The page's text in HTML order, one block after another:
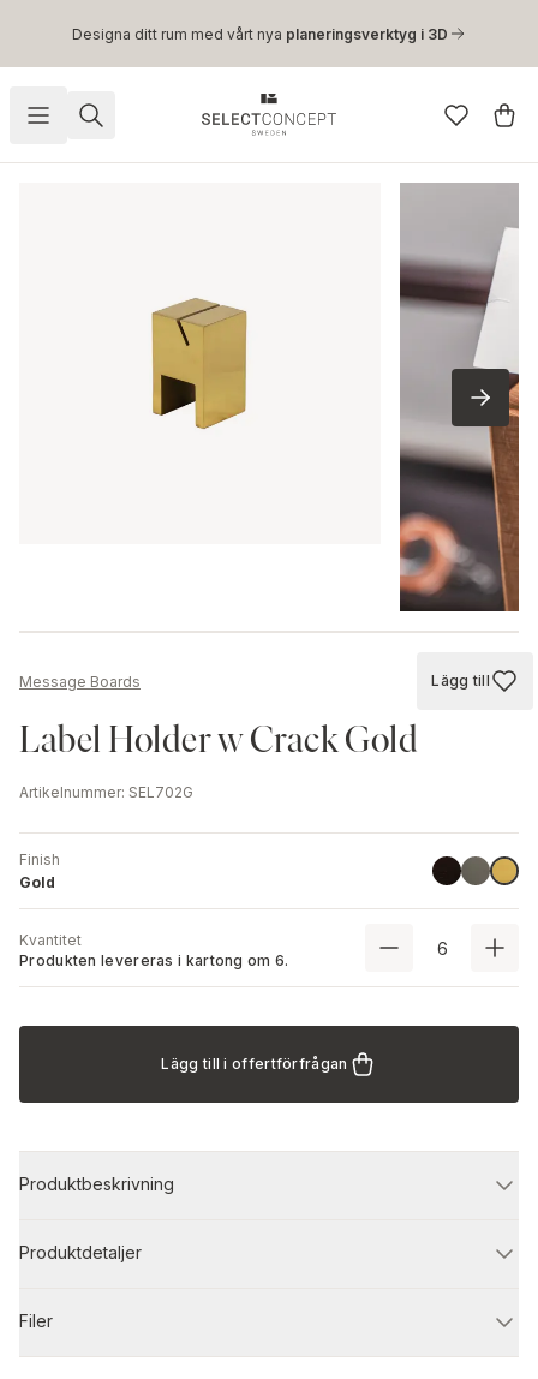
Hoppa till huvudinnehåll
Designa ditt rum med vårt nya planeringsverktyg i 3D
Message Boards Lägg till
Lägg till
Label Holder w Crack Gold
Artikelnummer: SEL702G
Finish
Gold
BlackStainless
Gold
Kvantitet
Produkten levereras i kartong om 6.
Lägg till i offertförfrågan
Produktbeskrivning
Produktdetaljer
Filer